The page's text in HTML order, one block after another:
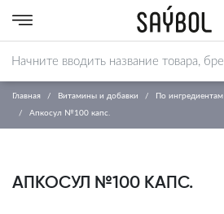
Главная Витамины и добавки По ингредиентам
Апкосул №100 капс.
АПКОСУЛ №100 КАПС.